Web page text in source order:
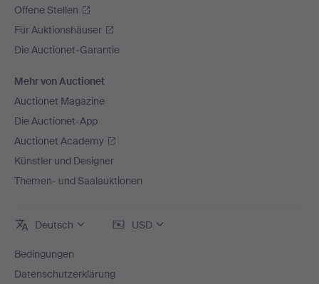
Offene Stellen
Für Auktionshäuser
Die Auctionet-Garantie
Mehr von Auctionet
Auctionet Magazine
Die Auctionet-App
Auctionet Academy
Künstler und Designer
Themen- und Saalauktionen
Deutsch USD
Bedingungen
Datenschutzerklärung